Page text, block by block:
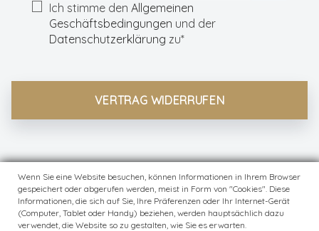
Ich stimme den Allgemeinen
Geschäftsbedingungen und der
Datenschutzerklärung zu*
VERTRAG WIDERRUFEN
© Modewerk 2026
Wenn Sie eine Website besuchen, können Informationen in Ihrem Browser
gespeichert oder abgerufen werden, meist in Form von "Cookies". Diese
Informationen, die sich auf Sie, Ihre Präferenzen oder Ihr Internet-Gerät
(Computer, Tablet oder Handy) beziehen, werden hauptsächlich dazu
verwendet, die Website so zu gestalten, wie Sie es erwarten.